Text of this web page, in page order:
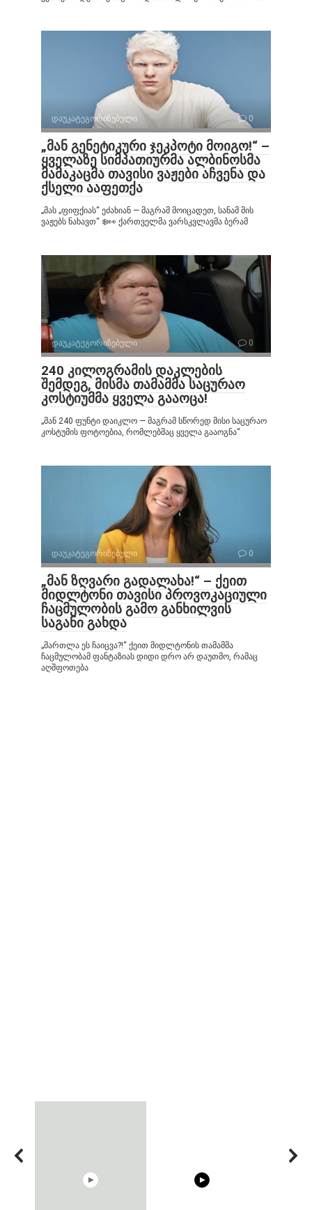
დაუკატეგორიზებული 0
„მან გენეტიკური ჯეკპოტი მოიგო!“ –
ყველაზე სიმპათიურმა ალბინოსმა
მამაკაცმა თავისი ვაჟები აჩვენა და
ქსელი ააფეთქა
„მას „ფიფქიას“ ეძახიან — მაგრამ მოიცადეთ, სანამ მის
ვაჟებს ნახავთ“ ❄️👀 ქართველმა ვარსკვლავმა ბერამ
დაუკატეგორიზებული 0
240 კილოგრამის დაკლების
შემდეგ, მისმა თამამმა საცურაო
კოსტიუმმა ყველა გააოცა!
„მან 240 ფუნტი დაიკლო — მაგრამ სწორედ მისი საცურაო
კოსტუმის ფოტოებია, რომლებმაც ყველა გააოგნა“
დაუკატეგორიზებული 0
„მან ზღვარი გადალახა!“ – ქეით
მიდლტონი თავისი პროვოკაციული
ჩაცმულობის გამო განხილვის
საგანი გახდა
„მართლა ეს ჩაიცვა?!“ ქეით მიდლტონის თამამმა
ჩაცმულობამ ფანტაზიას დიდი დრო არ დაუთმო, რამაც
აღშფოთება